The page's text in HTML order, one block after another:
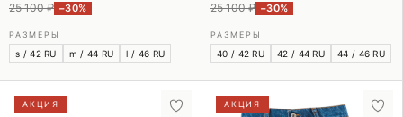
25 100 ₽ −30%
РАЗМЕРЫ
s / 42 RU m / 44 RU l / 46 RU
25 100 ₽ −30%
РАЗМЕРЫ
40 / 42 RU 42 / 44 RU 44 / 46 RU
АКЦИЯ АКЦИЯ